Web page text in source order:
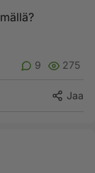
9 275
Jaa